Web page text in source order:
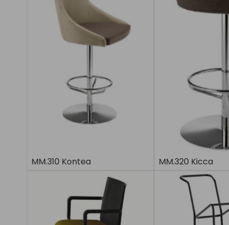
MM.310 Kontea MM.320 Kicca